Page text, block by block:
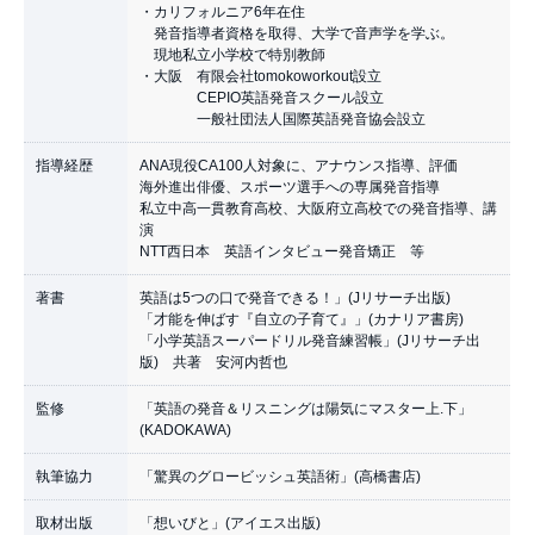
・カリフォルニア6年在住
発音指導者資格を取得、大学で音声学を学ぶ。
現地私立小学校で特別教師
・大阪 有限会社tomokoworkout設立
CEPIO英語発音スクール設立
一般社団法人国際英語発音協会設立
指導経歴
ANA現役CA100人対象に、アナウンス指導、評価
海外進出俳優、スポーツ選手への専属発音指導
私立中高一貫教育高校、大阪府立高校での発音指導、講
演
NTT西日本 英語インタビュー発音矯正 等
著書
英語は5つの口で発音できる！」(Jリサーチ出版)
「才能を伸ばす『自立の子育て』」(カナリア書房)
「小学英語スーパードリル発音練習帳」(Jリサーチ出
版) 共著 安河内哲也
監修
「英語の発音＆リスニングは陽気にマスター上.下」
(KADOKAWA)
執筆協力 「驚異のグロービッシュ英語術」(高橋書店)
取材出版
「想いびと」(アイエス出版)